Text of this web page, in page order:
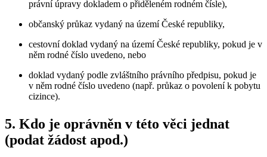
právní úpravy dokladem o přiděleném rodném čísle),
občanský průkaz vydaný na území České republiky,
cestovní doklad vydaný na území České republiky, pokud je v
něm rodné číslo uvedeno, nebo
doklad vydaný podle zvláštního právního předpisu, pokud je
v něm rodné číslo uvedeno (např. průkaz o povolení k pobytu
cizince).
5. Kdo je oprávněn v této věci jednat
(podat žádost apod.)